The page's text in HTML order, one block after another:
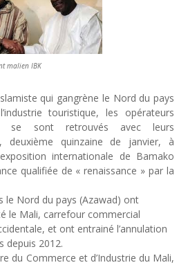
2026
à l'étranger plus encadrés
2026
: la connectivité comme levier
: nouveau paradigme, nouvelles priorités
2026
: les "Iles Vanille" poussent leurs pions
: Mazagan joue sa carte
11 2026
envisage une importante levée de fonds
2026
: indépendantes jusqu'où ?
2026
veut accélérer en Afrique
22 2026
malien IBK
qui gangrène le Nord du pays
touristique, les opérateurs
se sont retrouvés avec leurs
deuxième quinzaine de janvier, à
internationale de Bamako
qualifiée de « renaissance » par la
le Nord du pays (Azawad) ont
le Mali, carrefour commercial
et ont entrainé l’annulation
depuis 2012.
du Commerce et d’Industrie du Mali,